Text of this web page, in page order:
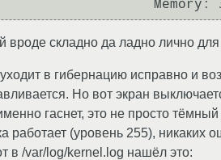
вроде складно да ладно лично
в гибернацию исправно и
Но вот экран
гаснет, это не просто
работает (уровень 255),
в /var/log/kernel.log нашёл это: